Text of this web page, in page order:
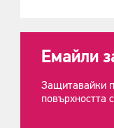
Емайли
Защитавайки
повърхността